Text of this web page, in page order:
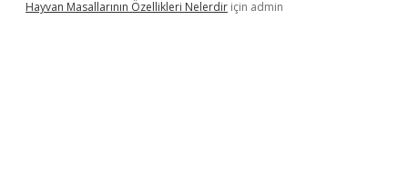
Hayvan Masallarının Özellikleri Nelerdir için admin